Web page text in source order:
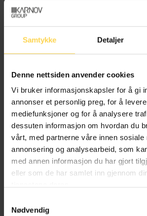
Samtykke Detaljer
Denne nettsiden anvender cookies
Vi bruker informasjonskapsler for å gi
annonser et personlig preg, for å
mediefunksjoner og for å analysere
dessuten informasjon om hvordan du
vårt, med partnerne våre innen sosiale
annonsering og analysearbeid, som
med annen informasjon du har gjort
eller som de har samlet inn gjennom
Nødvendig
Imran Haider
Trygderett og